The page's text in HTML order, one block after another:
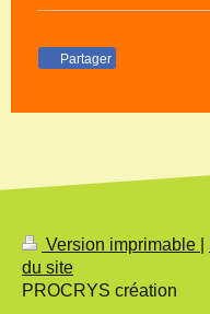
Partager
Version imprimable
du site
PROCRYS création